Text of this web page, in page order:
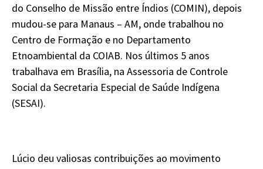
do Conselho de Missão entre Índios (COMIN), depois
mudou-se para Manaus – AM, onde trabalhou no
Centro de Formação e no Departamento
Etnoambiental da COIAB. Nos últimos 5 anos
trabalhava em Brasília, na Assessoria de Controle
Social da Secretaria Especial de Saúde Indígena
(SESAI).
Lúcio deu valiosas contribuições ao movimento